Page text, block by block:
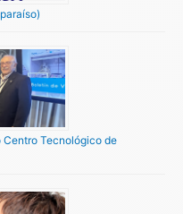
Tecnológico de